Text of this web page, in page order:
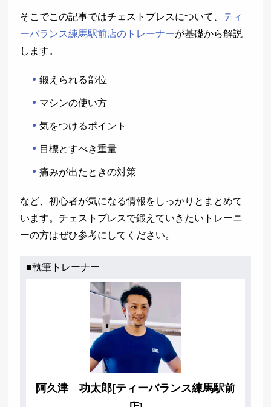
そこでこの記事ではチェストプレスについて、 ティ
ーバランス練馬駅前店のトレーナーが基礎から解説
します。
鍛えられる部位
マシンの使い方
気をつけるポイント
目標とすべき重量
痛みが出たときの対策
など、初心者が気になる情報をしっかりとまとめて
います。チェストプレスで鍛えていきたいトレーニ
ーの方はぜひ参考にしてください。
■執筆トレーナー
阿久津 功太郎[ティーバランス練馬駅前